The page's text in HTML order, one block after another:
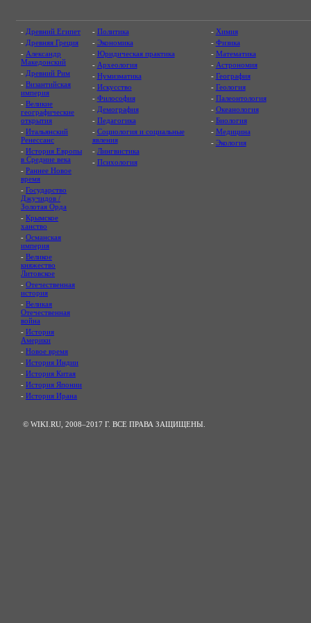
- Древний Египет
- Древняя Греция
- Александр
Македонский
- Древний Рим
- Византийская
империя
- Великие
географические
открытия
- Итальянский
Ренессанс
- История Европы
в Средние века
- Раннее Новое
время
- Государство
Джучидов /
Золотая Орда
- Крымское
ханство
- Османская
империя
- Великое
княжество
Литовское
- Отечественная
история
- Великая
Отечественная
война
- История
Америки
- Новое время
- История Индии
- История Китая
- История Японии
- История Ирана
- Политика
- Экономика
- Юридическая практика
- Археология
- Нумизматика
- Искусство
- Философия
- Демография
- Педагогика
- Социология и социальные
явления
- Лингвистика
- Психология
- Химия
- Физика
- Математика
- Астрономия
- География
- Геология
- Палеонтология
- Океанология
- Биология
- Медицина
- Экология
© WIKI.RU, 2008–2017 Г. ВСЕ ПРАВА ЗАЩИЩЕНЫ.